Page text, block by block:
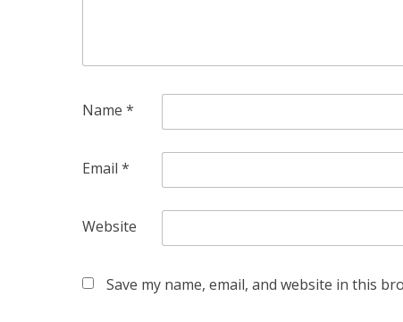
Name *
Email *
Website
Save my name, email, and website in this